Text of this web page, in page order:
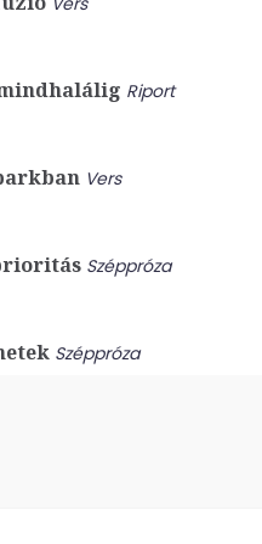
Riport
Vers
Széppróza
Széppróza